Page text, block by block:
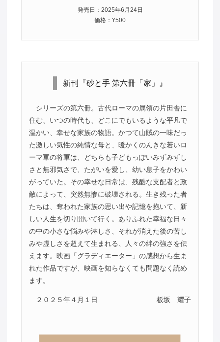
発売日：2025年6月24日
価格：¥500
新刊『砂と手 第六冊「家」』
シリーズの第六冊。古代ローマの属領の片田舎に
住む、いつの時代も、どこにでもいるような平凡で
温かい、幸せな家族の物語。かつて山賊の一味だっ
た激しい気性の純情な母と、暖かくのんきな若いロ
ーマ軍の将軍は、どちらも子どもっぽいみずみずし
さと無邪気さで、たがいを愛し、幼い息子をかわい
がっていた。その幸せな日常は、残酷な支配者と政
敵によって、突然無惨に破壊される。生き残った者
たちは、奪われた家族の思い出や記憶を抱いて、新
しい人生を切り開いて行く。ありふれた幸福な日々
の中の小さな悩みや淋しさ、それが消えた後の苦し
みや虚しさを超えて生まれる、人々の絆の強さを伝
えます。映画「グラディエーター」の感想から生ま
れた作品ですが、映画を知らなくても問題なく読め
ます。
２０２５年４月１日 板坂 耀子